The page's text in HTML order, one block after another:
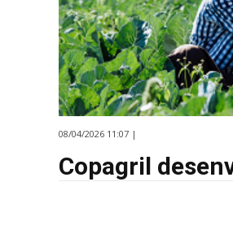
08/04/2026 11:07 |
Copagril